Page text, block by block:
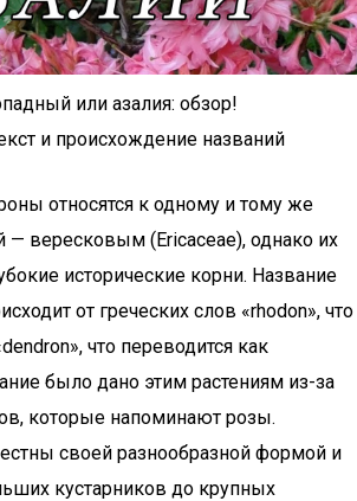
или азалия: обзор!
и происхождение названий
относятся к одному и тому же
— вересковым (Ericaceae), однако их
исторические корни. Название
от греческих слов «rhodon», что
что переводится как
было дано этим растениям из-за
которые напоминают розы.
своей разнообразной формой и
кустарников до крупных